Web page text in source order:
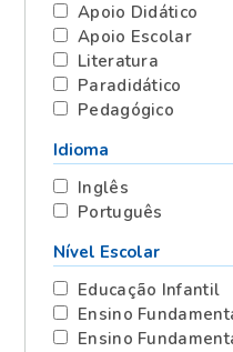
Apoio Didático
Apoio Escolar
Literatura
Paradidático
Pedagógico
Idioma
Inglês
Português
Nível Escolar
Educação Infantil
Ensino
Ensino